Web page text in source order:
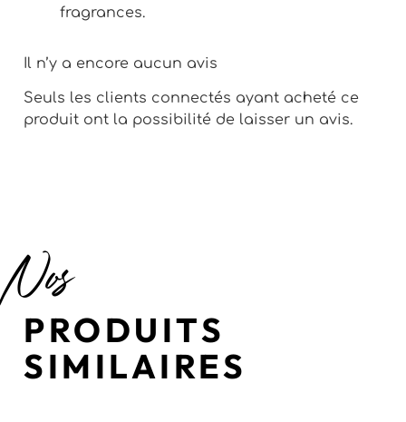
fragrances.
Il n’y a encore aucun avis
Seuls les clients connectés ayant acheté ce
produit ont la possibilité de laisser un avis.
Nos
PRODUITS
SIMILAIRES